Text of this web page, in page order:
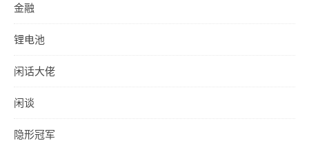
金融
锂电池
闲话大佬
闲谈
隐形冠军